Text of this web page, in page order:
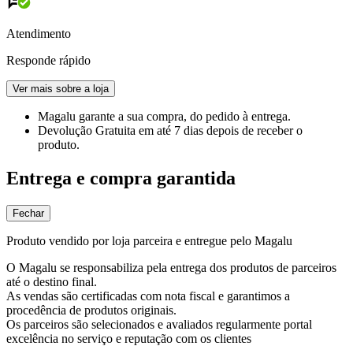
Atendimento
Responde rápido
Ver mais sobre a loja
Magalu garante a sua compra, do pedido à entrega.
Devolução Gratuita em até 7 dias depois de receber o
produto.
Entrega e compra garantida
Fechar
Produto vendido por loja parceira e entregue pelo Magalu
O Magalu se responsabiliza pela entrega dos produtos de parceiros
até o destino final.
As vendas são certificadas com nota fiscal e garantimos a
procedência de produtos originais.
Os parceiros são selecionados e avaliados regularmente portal
excelência no serviço e reputação com os clientes